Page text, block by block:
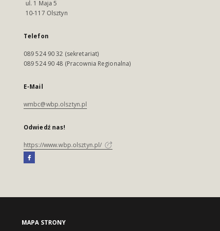
ul. 1 Maja 5
10-117 Olsztyn
Telefon
089 524 90 32 (sekretariat)
089 524 90 48 (Pracownia Regionalna)
E-Mail
wmbc@wbp.olsztyn.pl
Odwiedź nas!
https://www.wbp.olsztyn.pl/
MAPA STRONY